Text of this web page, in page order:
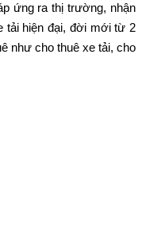
ứng ra thị trường, nhận
tải hiện đại, đời mới từ 2
như cho thuê xe tải, cho